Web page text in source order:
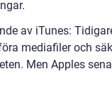
av iTunes:
mediafiler och
Men Apples